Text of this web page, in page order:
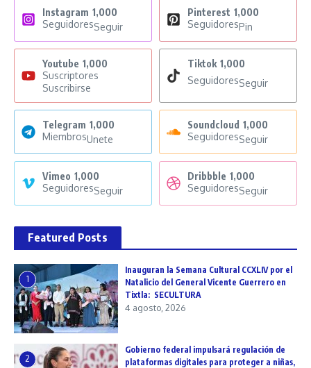
Instagram 1,000
SeguidoresSeguir
Pinterest 1,000
SeguidoresPin
Youtube 1,000
Suscriptores
Suscribirse
Tiktok 1,000
SeguidoresSeguir
Telegram 1,000
MiembrosUnete
Soundcloud 1,000
SeguidoresSeguir
Vimeo 1,000
SeguidoresSeguir
Dribbble 1,000
SeguidoresSeguir
Featured Posts
1
Inauguran la Semana Cultural CCXLIV por el
Natalicio del General Vicente Guerrero en
Tixtla: SECULTURA
4 agosto, 2026
2
Gobierno federal impulsará regulación de
plataformas digitales para proteger a niñas,